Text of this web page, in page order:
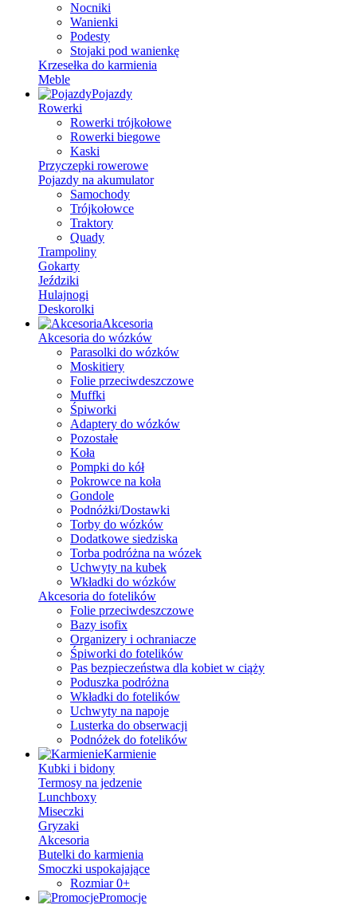
Nocniki
Wanienki
Podesty
Stojaki pod wanienkę
Krzesełka do karmienia
Meble
Pojazdy
Rowerki
Rowerki trójkołowe
Rowerki biegowe
Kaski
Przyczepki rowerowe
Pojazdy na akumulator
Samochody
Trójkołowce
Traktory
Quady
Trampoliny
Gokarty
Jeździki
Hulajnogi
Deskorolki
Akcesoria
Akcesoria do wózków
Parasolki do wózków
Moskitiery
Folie przeciwdeszczowe
Muffki
Śpiworki
Adaptery do wózków
Pozostałe
Koła
Pompki do kół
Pokrowce na koła
Gondole
Podnóżki/Dostawki
Torby do wózków
Dodatkowe siedziska
Torba podróżna na wózek
Uchwyty na kubek
Wkładki do wózków
Akcesoria do fotelików
Folie przeciwdeszczowe
Bazy isofix
Organizery i ochraniacze
Śpiworki do fotelików
Pas bezpieczeństwa dla kobiet w ciąży
Poduszka podróżna
Wkładki do fotelików
Uchwyty na napoje
Lusterka do obserwacji
Podnóżek do fotelików
Karmienie
Kubki i bidony
Termosy na jedzenie
Lunchboxy
Miseczki
Gryzaki
Akcesoria
Butelki do karmienia
Smoczki uspokajające
Rozmiar 0+
Promocje